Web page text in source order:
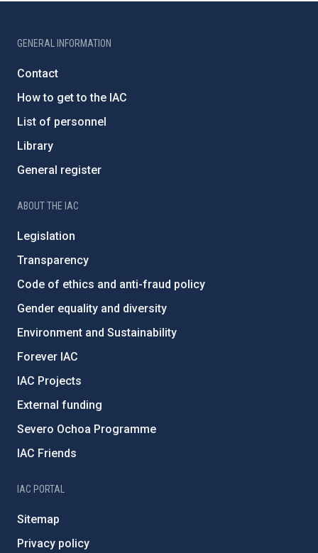
GENERAL INFORMATION
Contact
How to get to the IAC
List of personnel
Library
General register
ABOUT THE IAC
Legislation
Transparency
Code of ethics and anti-fraud policy
Gender equality and diversity
Environment and Sustainability
Forever IAC
IAC Projects
External funding
Severo Ochoa Programme
IAC Friends
IAC PORTAL
Sitemap
Privacy policy